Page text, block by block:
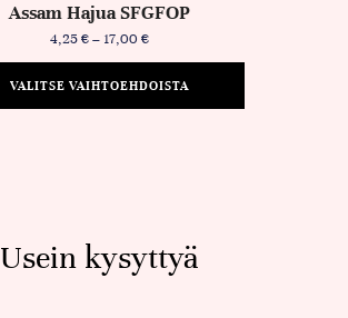
Assam Hajua SFGFOP
4,25€ – 17,00 €
VALITSE VAIHTOEHDOISTA
Usein kysyttyä